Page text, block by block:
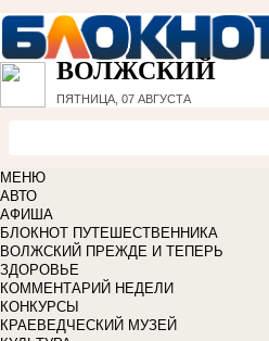
ВОЛЖСКИЙ
ПЯТНИЦА, 07 АВГУСТА
МЕНЮ
АВТО
АФИША
БЛОКНОТ ПУТЕШЕСТВЕННИКА
ВОЛЖСКИЙ ПРЕЖДЕ И ТЕПЕРЬ
ЗДОРОВЬЕ
КОММЕНТАРИЙ НЕДЕЛИ
КОНКУРСЫ
КРАЕВЕДЧЕСКИЙ МУЗЕЙ